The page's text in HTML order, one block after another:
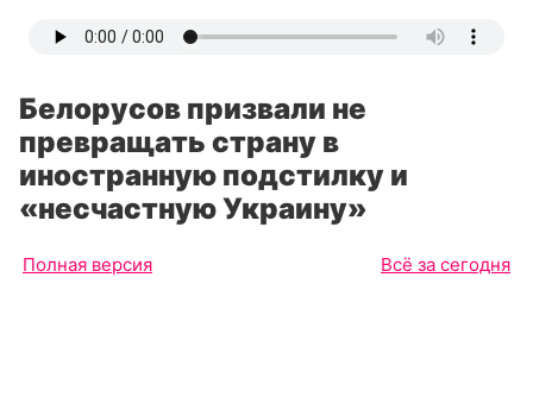
Белорусов призвали не
превращать страну в
иностранную подстилку и
«несчастную Украину»
Полная версия Всё за сегодня